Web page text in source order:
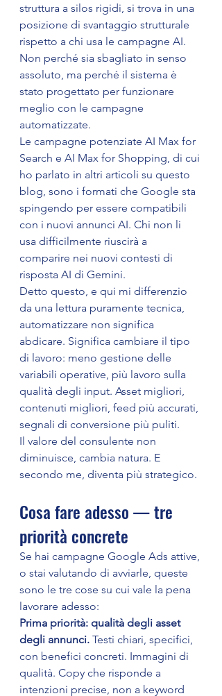
struttura a silos rigidi, si trova in una
posizione di svantaggio strutturale
rispetto a chi usa le campagne AI.
Non perché sia sbagliato in senso
assoluto, ma perché il sistema è
stato progettato per funzionare
meglio con le campagne
automatizzate.
Le campagne potenziate AI Max for
Search e AI Max for Shopping, di cui
ho parlato in altri articoli su questo
blog, sono i formati che Google sta
spingendo per essere compatibili
con i nuovi annunci AI. Chi non li
usa difficilmente riuscirà a
comparire nei nuovi contesti di
risposta AI di Gemini.
Detto questo, e qui mi differenzio
da una lettura puramente tecnica,
automatizzare non significa
abdicare. Significa cambiare il tipo
di lavoro: meno gestione delle
variabili operative, più lavoro sulla
qualità degli input. Asset migliori,
contenuti migliori, feed più accurati,
segnali di conversione più puliti.
Il valore del consulente non
diminuisce, cambia natura. E
secondo me, diventa più strategico.
Cosa fare adesso — tre
priorità concrete
Se hai campagne Google Ads attive,
o stai valutando di avviarle, queste
sono le tre cose su cui vale la pena
lavorare adesso:
Prima priorità: qualità degli asset
degli annunci. Testi chiari, specifici,
con benefici concreti. Immagini di
qualità. Copy che risponde a
intenzioni precise, non a keyword